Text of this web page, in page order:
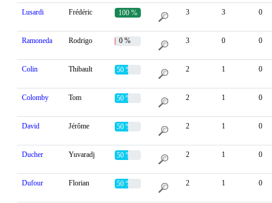
Lusardi Frédéric 100 % 3 3 0
Ramoneda Rodrigo 0 % 3 0 0
Colin Thibault 50 % 2 1 0
Colomby Tom 50 % 2 1 0
David Jérôme 50 % 2 1 0
Ducher Yuvaradj 50 % 2 1 0
Dufour Florian 50 % 2 1 0